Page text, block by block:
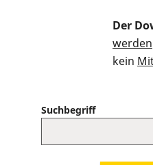
Der
werden
kein
Suchbegriff